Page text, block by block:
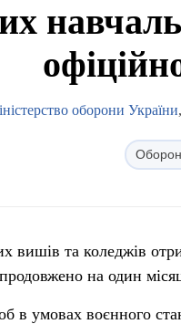
оборони України
вишів та коледжів
на один
в умовах воєнного